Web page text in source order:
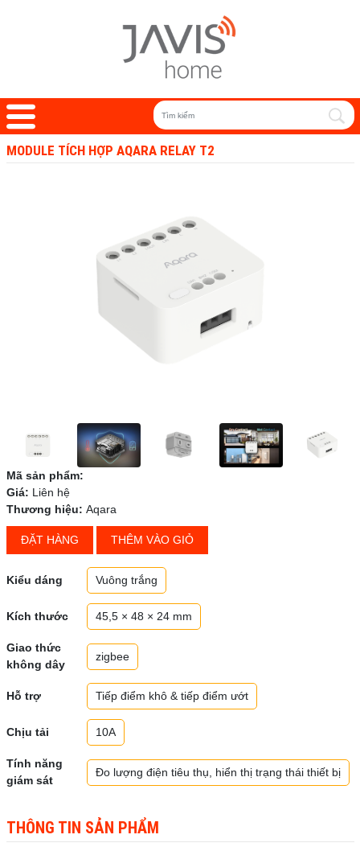
MODULE TÍCH HỢP AQARA RELAY T2
Mã sản phẩm:
Giá: Liên hệ
Thương hiệu: Aqara
ĐẶT HÀNG THÊM VÀO GIỎ
Kiểu dáng Vuông trắng
Kích thước 45,5 × 48 × 24 mm
Giao thức
không dây
zigbee
Hỗ trợ Tiếp điểm khô & tiếp điểm ướt
Chịu tải 10A
Tính năng
giám sát
Đo lượng điện tiêu thụ, hiển thị trạng thái thiết bị
THÔNG TIN SẢN PHẨM